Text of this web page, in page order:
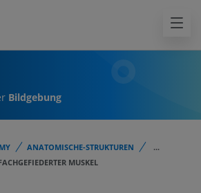
Bildgebung
ANATOMISCHE-STRUKTUREN
...
MUSKEL